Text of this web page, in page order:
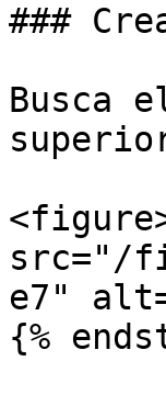
###
Busca
src="/
e7"
{%